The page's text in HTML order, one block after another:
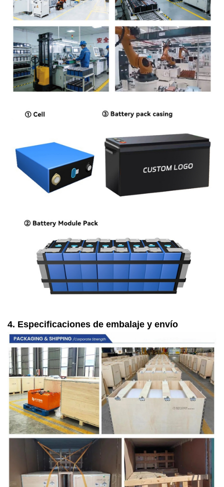
4. Especificaciones de embalaje y envío